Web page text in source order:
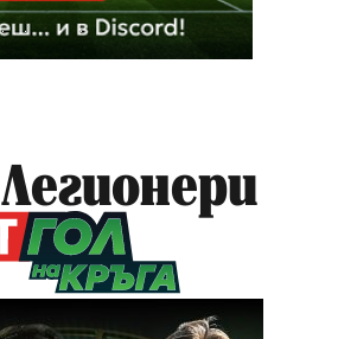
Легионери